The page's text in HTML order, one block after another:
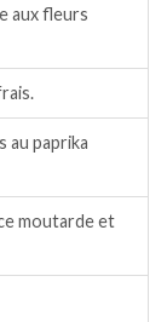
aux fleurs
au paprika
moutarde et